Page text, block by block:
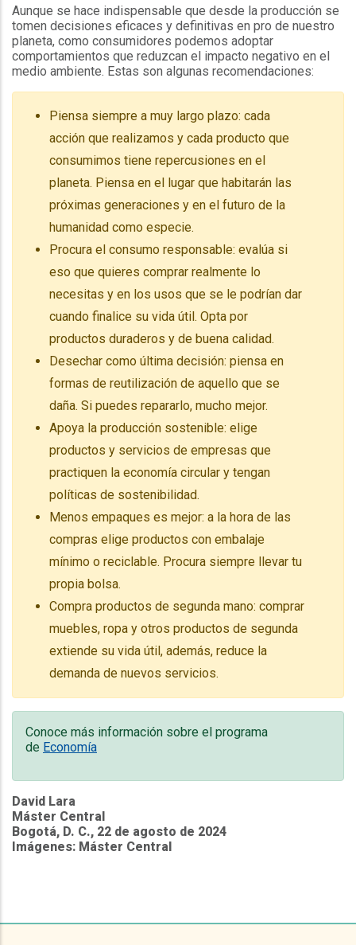
Aunque se hace indispensable que desde la producción se
tomen decisiones eficaces y definitivas en pro de nuestro
planeta, como consumidores podemos adoptar
comportamientos que reduzcan el impacto negativo en el
medio ambiente. Estas son algunas recomendaciones:
Piensa siempre a muy largo plazo: cada
acción que realizamos y cada producto que
consumimos tiene repercusiones en el
planeta. Piensa en el lugar que habitarán las
próximas generaciones y en el futuro de la
humanidad como especie.
Procura el consumo responsable: evalúa si
eso que quieres comprar realmente lo
necesitas y en los usos que se le podrían dar
cuando finalice su vida útil. Opta por
productos duraderos y de buena calidad.
Desechar como última decisión: piensa en
formas de reutilización de aquello que se
daña. Si puedes repararlo, mucho mejor.
Apoya la producción sostenible: elige
productos y servicios de empresas que
practiquen la economía circular y tengan
políticas de sostenibilidad.
Menos empaques es mejor: a la hora de las
compras elige productos con embalaje
mínimo o reciclable. Procura siempre llevar tu
propia bolsa.
Compra productos de segunda mano: comprar
muebles, ropa y otros productos de segunda
extiende su vida útil, además, reduce la
demanda de nuevos servicios.
Conoce más información sobre el programa
de Economía
David Lara
Máster Central
Bogotá, D. C., 22 de agosto de 2024
Imágenes: Máster Central